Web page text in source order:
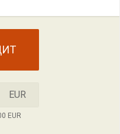
EUR
EUR